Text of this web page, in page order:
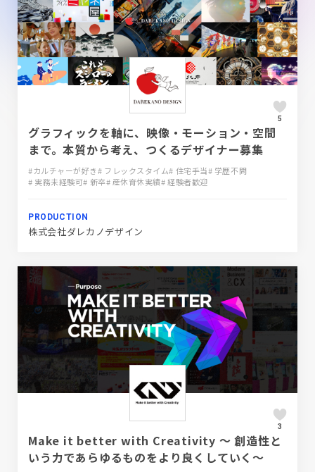
5
グラフィックを軸に、映像・モーション・空間
まで。本質から考え、つくるデザイナー募集
#カルチャーが好き# フレックスタイム# 住宅手当# 学歴不問
# 実務未経験可# 新卒# 産休育休実績# 経験者歓迎
PRODUCTION
株式会社ダレカノデザイン
3
Make it better with Creativity ～ 創造性と
いう力であらゆるものをより良くしていく～